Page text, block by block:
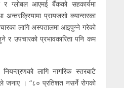
र ग्लोबल आएमई बैंकको सहकार्यमा
प्रायजसो क्यान्सरका
लागि अस्पतालमा आइपुग्ने गरेको
र उपचारको प्रभावकारिता पनि कम
लागि नागरिक स्तरबाटै
जनाए । “८० प्रतिशत नसर्ने रोगको